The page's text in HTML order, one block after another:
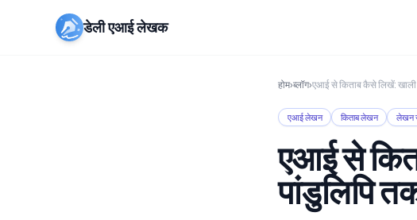
डेली एआई लेखक
होम›ब्लॉग›एआई से किताब कैसे लिखें: खाली
एआई लेखन किताब लेखन लेखन
एआई से
पांडुलिपि